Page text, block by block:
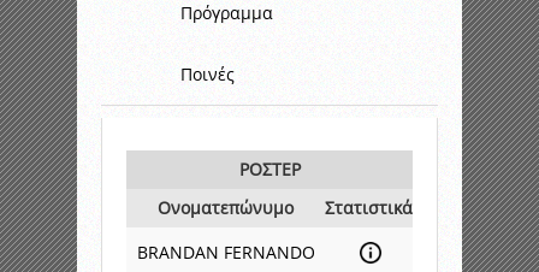
Πρόγραμμα
Ποινές
ΡΟΣΤΕΡ
Ονοματεπώνυμο
Στατιστικά
BRANDAN FERNANDO